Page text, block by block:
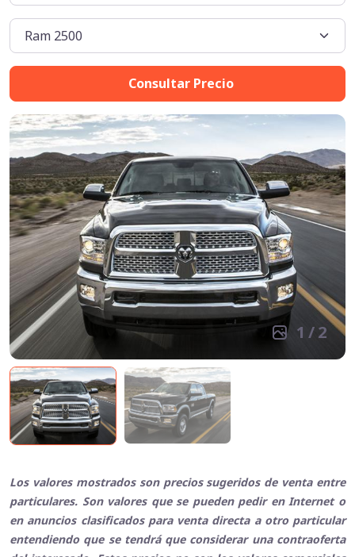
Consultar Precio
1 /2
Los valores mostrados son precios sugeridos de venta entre
particulares. Son valores que se pueden pedir en Internet o
en anuncios clasificados para venta directa a otro particular
entendiendo que se tendrá que considerar una contraoferta